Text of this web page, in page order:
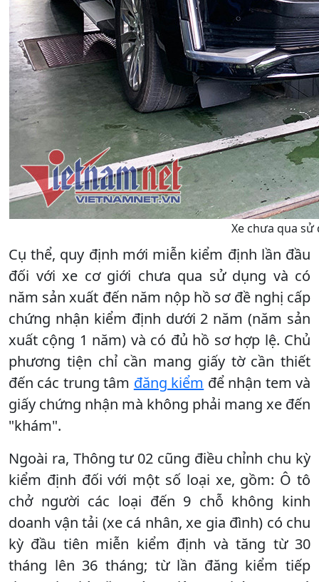
Xe chưa qua
Cụ thể, quy định mới miễn kiểm định lần đầu
đối với xe cơ giới chưa qua sử dụng và có
năm sản xuất đến năm nộp hồ sơ đề nghị cấp
chứng nhận kiểm định dưới 2 năm (năm sản
xuất cộng 1 năm) và có đủ hồ sơ hợp lệ. Chủ
phương tiện chỉ cần mang giấy tờ cần thiết
đến các trung tâm đăng kiểm để nhận tem và
giấy chứng nhận mà không phải mang xe đến
"khám".
Ngoài ra, Thông tư 02 cũng điều chỉnh chu kỳ
kiểm định đối với một số loại xe, gồm: Ô tô
chở người các loại đến 9 chỗ không kinh
doanh vận tải (xe cá nhân, xe gia đình) có chu
kỳ đầu tiên miễn kiểm định và tăng từ 30
tháng lên 36 tháng; từ lần đăng kiểm tiếp